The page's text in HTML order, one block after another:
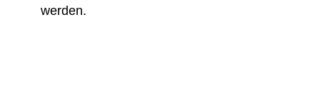
werden.